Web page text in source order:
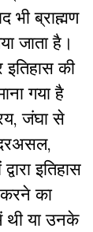
भी ब्राह्मण
जाता है।
इतिहास की
गया है
जंघा से
इतिहास
करने का
थी या उनके